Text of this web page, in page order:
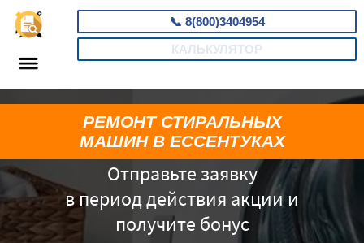
📞 8(800)3404954
КАЛЬКУЛЯТОР
Отправьте заявку
в период действия акции и
получите бонус
РЕМОНТ СТИРАЛЬНЫХ
МАШИН В ЕССЕНТУКАХ